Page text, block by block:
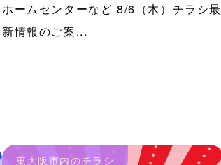
ホームセンターなど 8/6（木）チラシ最
新情報のご案...
東大阪市内のチラシ